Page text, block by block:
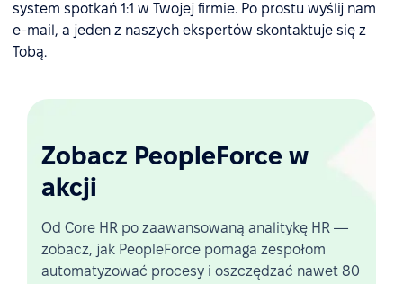
system spotkań 1:1 w Twojej firmie. Po prostu wyślij nam
e-mail, a jeden z naszych ekspertów skontaktuje się z
Tobą.
Zobacz PeopleForce w
akcji
Od Core HR po zaawansowaną analitykę HR —
zobacz, jak PeopleForce pomaga zespołom
automatyzować procesy i oszczędzać nawet 80